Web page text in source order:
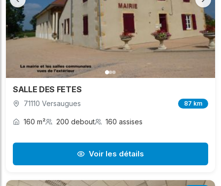
SALLE DES FETES
71110 Versaugues 87 km
160 m² 200 debout 160 assises
Voir les détails